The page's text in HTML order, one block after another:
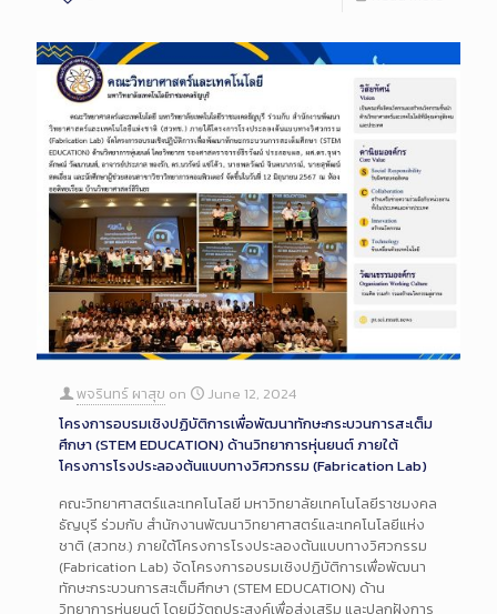
พจรินทร์ ผาสุข on
June 12, 2024
โครงการอบรมเชิงปฏิบัติการเพื่อพัฒนาทักษะกระบวนการสะเต็ม
ศึกษา (STEM EDUCATION) ด้านวิทยาการหุ่นยนต์ ภายใต้
โครงการโรงประลองต้นแบบทางวิศวกรรม (Fabrication Lab)
คณะวิทยาศาสตร์และเทคโนโลยี มหาวิทยาลัยเทคโนโลยีราชมงคล
ธัญบุรี ร่วมกับ สำนักงานพัฒนาวิทยาศาสตร์และเทคโนโลยีแห่ง
ชาติ (สวทช.) ภายใต้โครงการโรงประลองต้นแบบทางวิศวกรรม
(Fabrication Lab) จัดโครงการอบรมเชิงปฏิบัติการเพื่อพัฒนา
ทักษะกระบวนการสะเต็มศึกษา (STEM EDUCATION) ด้าน
วิทยาการหุ่นยนต์ โดยมีวัตถุประสงค์เพื่อส่งเสริม และปลูกฝังการ